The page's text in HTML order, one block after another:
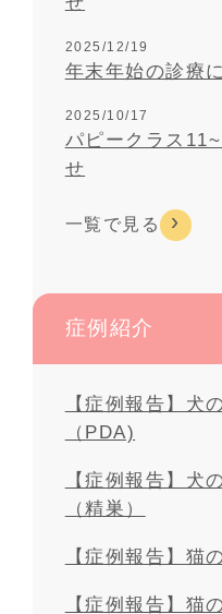
2025/12/19
年末年始の診療
2025/10/17
パピークラス
せ
一覧で見る
症例紹介
【症例報告】犬
（PDA)
【症例報告】犬
（精巣）
【症例報告】猫
【症例報告】猫